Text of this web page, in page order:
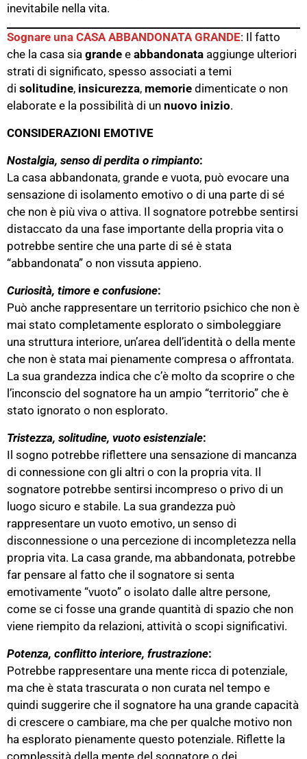
inevitabile nella vita​.
Sognare una CASA ABBANDONATA GRANDE: Il fatto
che la casa sia grande e abbandonata aggiunge ulteriori
strati di significato, spesso associati a temi
di solitudine, insicurezza, memorie dimenticate o non
elaborate e la possibilità di un nuovo inizio.
CONSIDERAZIONI EMOTIVE
Nostalgia, senso diperdita o rimpianto:
La casa abbandonata, grande e vuota, può evocare una
sensazione di isolamento emotivo o di una parte di sé
che non è più viva o attiva. Il sognatore potrebbe sentirsi
distaccato da una fase importante della propria vita o
potrebbe sentire che una parte di sé è stata
“abbandonata” o non vissuta appieno.
Curiosità, timore e confusione:
Può anche rappresentare un territorio psichico che non è
mai stato completamente esplorato o simboleggiare
una struttura interiore, un’area dell’identità o della mente
che non è stata mai pienamente compresa o affrontata.
La sua grandezza indica che c’è molto da scoprire o che
l’inconscio del sognatore ha un ampio “territorio” che è
stato ignorato o non esplorato.
Tristezza, solitudine, vuoto esistenziale:
Il sogno potrebbe riflettere una sensazione di mancanza
di connessione con gli altri o con la propria vita. Il
sognatore potrebbe sentirsi incompreso o privo di un
luogo sicuro e stabile. La sua grandezza può
rappresentare un vuoto emotivo, un senso di
disconnessione o una percezione di incompletezza nella
propria vita. La casa grande, ma abbandonata, potrebbe
far pensare al fatto che il sognatore si senta
emotivamente “vuoto” o isolato dalle altre persone,
come se ci fosse una grande quantità di spazio che non
viene riempito da relazioni, attività o scopi significativi.
Potenza, conflitto interiore, frustrazione:
Potrebbe rappresentare una mente ricca di potenziale,
ma che è stata trascurata o non curata nel tempo e
quindi suggerire che il sognatore ha una grande capacità
di crescere o cambiare, ma che per qualche motivo non
ha esplorato pienamente questo potenziale. Riflette la
complessità della mente del sognatore o dei